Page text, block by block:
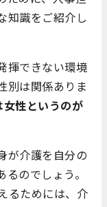
知識をご紹介し
揮できない環境
別は関係ありま
性というのが
が介護を自分の
のでしょう。
るためには、介